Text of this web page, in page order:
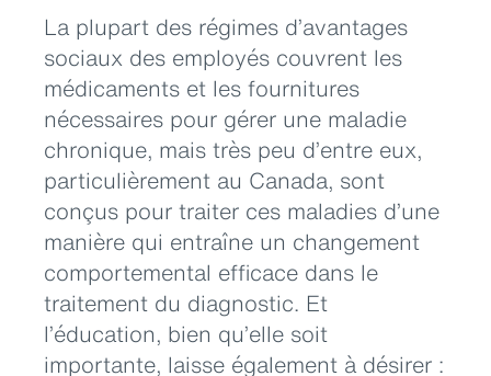
La plupart des régimes d’avantages
sociaux des employés couvrent les
médicaments et les fournitures
nécessaires pour gérer une maladie
chronique, mais très peu d’entre eux,
particulièrement au Canada, sont
conçus pour traiter ces maladies d’une
manière qui entraîne un changement
comportemental efficace dans le
traitement du diagnostic. Et
l’éducation, bien qu’elle soit
importante, laisse également à désirer :